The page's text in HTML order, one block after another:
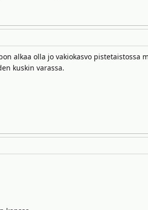
alkaa olla jo vakiokasvo pistetaistossa
kuskin varassa.